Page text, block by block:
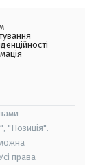
"Позиція".
права